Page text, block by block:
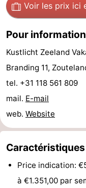
et
manger
Événements
Conduite
de
l'anneau
Pratiques
Forum
Route
-
Stationnement
Adresses
Médicales
Région
Voir les prix ici
Pour
Kustlicht Zeeland
Branding 11,
tel. +31 118 561 809
mail. E-mail
web. Website
Caractéristiques
Price indication:
à €1.351,00